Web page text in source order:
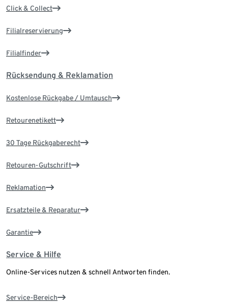
Click & Collect
Filialreservierung
Filialfinder
Rücksendung & Reklamation
Kostenlose Rückgabe / Umtausch
Retourenetikett
30 Tage Rückgaberecht
Retouren-Gutschrift
Reklamation
Ersatzteile & Reparatur
Garantie
Service & Hilfe
Online-Services nutzen & schnell Antworten finden.
Service-Bereich